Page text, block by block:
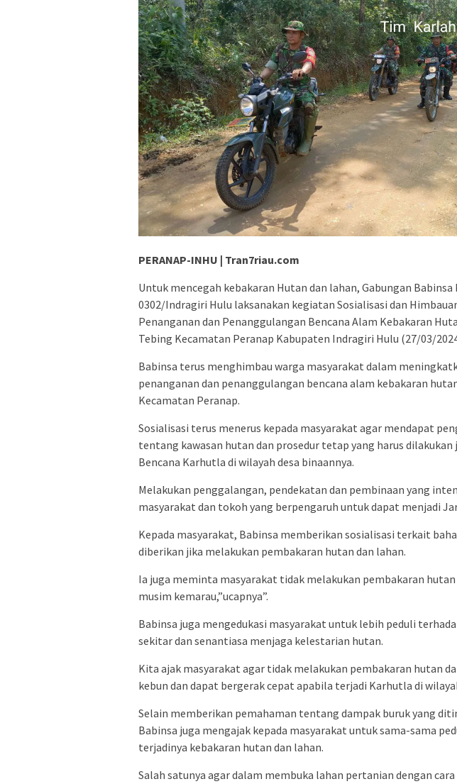
PERANAP-INHU | Tran7riau.com
Untuk mencegah kebakaran Hutan dan lahan, Gabungan
0302/Indragiri Hulu laksanakan kegiatan Sosialisasi dan
Penanganan dan Penanggulangan Bencana Alam Kebakaran
Tebing Kecamatan Peranap Kabupaten Indragiri Hulu (27/03/
Babinsa terus menghimbau warga masyarakat dalam
penanganan dan penanggulangan bencana alam kebakaran
Kecamatan Peranap.
Sosialisasi terus menerus kepada masyarakat agar mendapat
tentang kawasan hutan dan prosedur tetap yang harus
Bencana Karhutla di wilayah desa binaannya.
Melakukan penggalangan, pendekatan dan pembinaan yang
masyarakat dan tokoh yang berpengaruh untuk dapat menjadi
Kepada masyarakat, Babinsa memberikan sosialisasi terkait
diberikan jika melakukan pembakaran hutan dan lahan.
Ia juga meminta masyarakat tidak melakukan pembakaran hutan
musim kemarau,”ucapnya”.
Babinsa juga mengedukasi masyarakat untuk lebih peduli
sekitar dan senantiasa menjaga kelestarian hutan.
Kita ajak masyarakat agar tidak melakukan pembakaran hutan
kebun dan dapat bergerak cepat apabila terjadi Karhutla di
Selain memberikan pemahaman tentang dampak buruk yang
Babinsa juga mengajak kepada masyarakat untuk sama-sama
terjadinya kebakaran hutan dan lahan.
Salah satunya agar dalam membuka lahan pertanian dengan